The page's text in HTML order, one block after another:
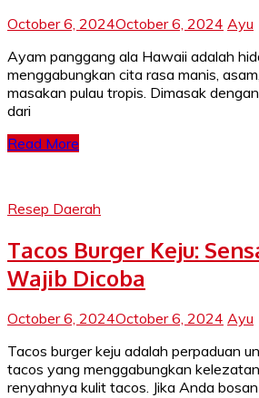
October 6, 2024October 6, 2024 Ayu
Ayam panggang ala Hawaii adalah
menggabungkan cita rasa manis,
masakan pulau tropis. Dimasak
dari
Read More
Resep Daerah
Tacos Burger Keju:
Wajib Dicoba
October 6, 2024October 6, 2024 Ayu
Tacos burger keju adalah perpaduan
tacos yang menggabungkan
renyahnya kulit tacos. Jika Anda